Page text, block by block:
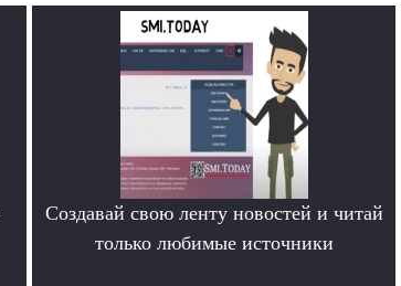
Создавай свою ленту новостей и читай
только любимые источники